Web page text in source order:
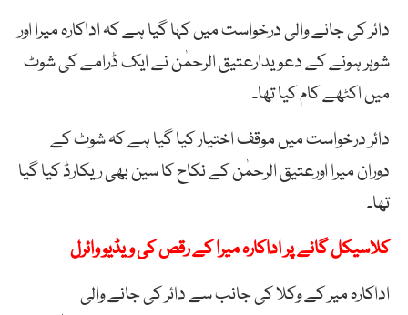
دائر کی جانے والی درخواست میں کہا گیا ہے کہ اداکارہ میرا اور
شوہر ہونے کے دعویدارعتیق الرحمٰن نے ایک ڈرامے کی شوٹ
میں اکٹھے کام کیا تھا۔
دائر درخواست میں موقف اختیار کیا گیا ہے کہ شوٹ کے
دوران میرا اورعتیق الرحمٰن کے نکاح کا سین بھی ریکارڈ کیا گیا
تھا۔
کلاسیکل گانے پر اداکارہ میرا کے رقص کی ویڈیو وائرل
اداکارہ میر کے وکلا کی جانب سے دائر کی جانے والی